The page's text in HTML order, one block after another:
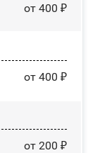
от 400 ₽
от 400 ₽
от 200 ₽